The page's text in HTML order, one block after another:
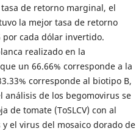
de retorno marginal, el
la mejor tasa de retorno
por cada dólar invertido.
realizado en la
un 66.66% corresponde a la
corresponde al biotipo B,
análisis de los begomovirus se
de tomate (ToSLCV) con al
el virus del mosaico dorado de